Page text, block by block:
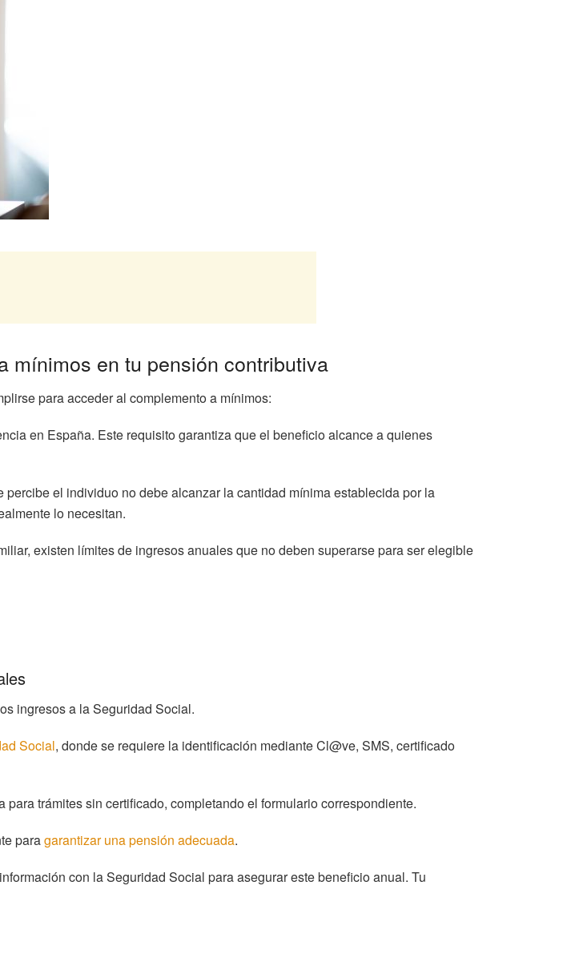
mínimos en tu pensión contributiva
para acceder al complemento a mínimos:
en España. Este requisito garantiza que el beneficio alcance a quienes
el individuo no debe alcanzar la cantidad mínima establecida por la
lo necesitan.
existen límites de ingresos anuales que no deben superarse para ser elegible
ingresos a la Seguridad Social.
Social, donde se requiere la identificación mediante Cl@ve, SMS, certificado
trámites sin certificado, completando el formulario correspondiente.
paragarantizar una pensión adecuada.
con la Seguridad Social para asegurar este beneficio anual. Tu